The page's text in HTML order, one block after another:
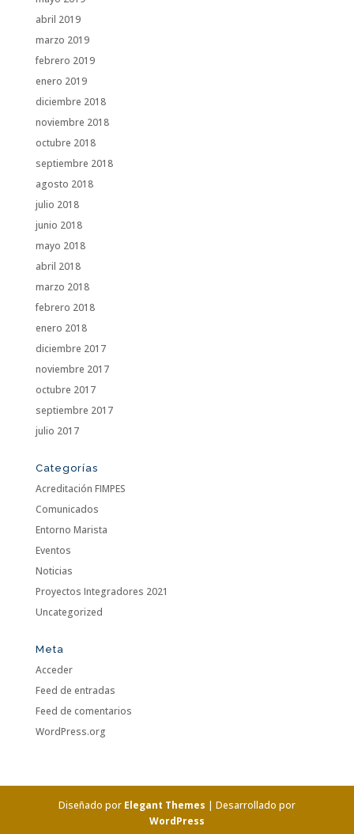
abril 2019
marzo 2019
febrero 2019
enero 2019
diciembre 2018
noviembre 2018
octubre 2018
septiembre 2018
agosto 2018
julio 2018
junio 2018
mayo 2018
abril 2018
marzo 2018
febrero 2018
enero 2018
diciembre 2017
noviembre 2017
octubre 2017
septiembre 2017
julio 2017
Categorías
Acreditación FIMPES
Comunicados
Entorno Marista
Eventos
Noticias
Proyectos Integradores 2021
Uncategorized
Meta
Acceder
Feed de entradas
Feed de comentarios
WordPress.org
Diseñado por Elegant Themes | Desarrollado por
WordPress